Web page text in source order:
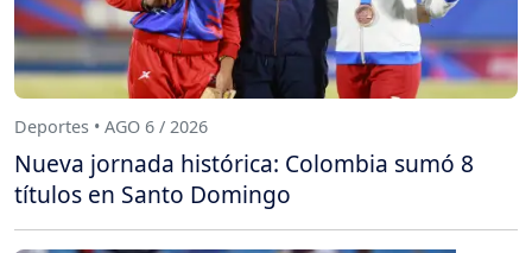
Deportes • AGO 6 / 2026
Nueva jornada histórica: Colombia sumó 8
títulos en Santo Domingo